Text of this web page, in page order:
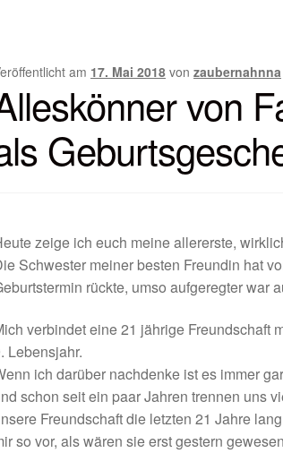
am 17. Mai 2018 vonzaubernahnna
von
zeige ich euch meine allererste,
Schwester meiner besten Freundin hat
rückte, umso aufgeregter war
verbindet eine 21 jährige Freundschaft
Lebensjahr.
ich darüber nachdenke ist es immer
schon seit ein paar Jahren trennen uns
Freundschaft die letzten 21 Jahre
so vor, als wären sie erst gestern